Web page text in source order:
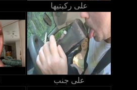
على ركبتيها
على جنب